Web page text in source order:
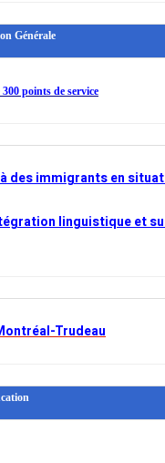
Générale
points de service
des immigrants en
linguistique et
Trudeau